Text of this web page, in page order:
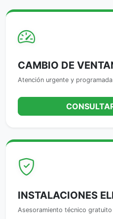
CAMBIO DE
Atención urgente y programada
INSTALACIONES
Asesoramiento técnico gratuito